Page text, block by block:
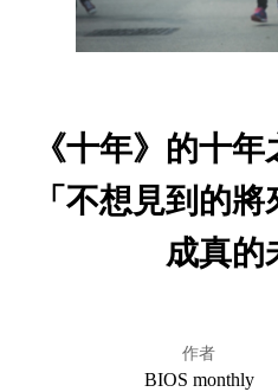
《十年》的十
「不想見到的
成真的
作者
BIOS monthly